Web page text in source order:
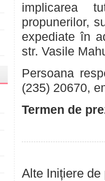
implicarea
propunerilor,
expediate în
str. Vasile
Persoana
(235) 20670,
Termen de
Alte Inițiere de